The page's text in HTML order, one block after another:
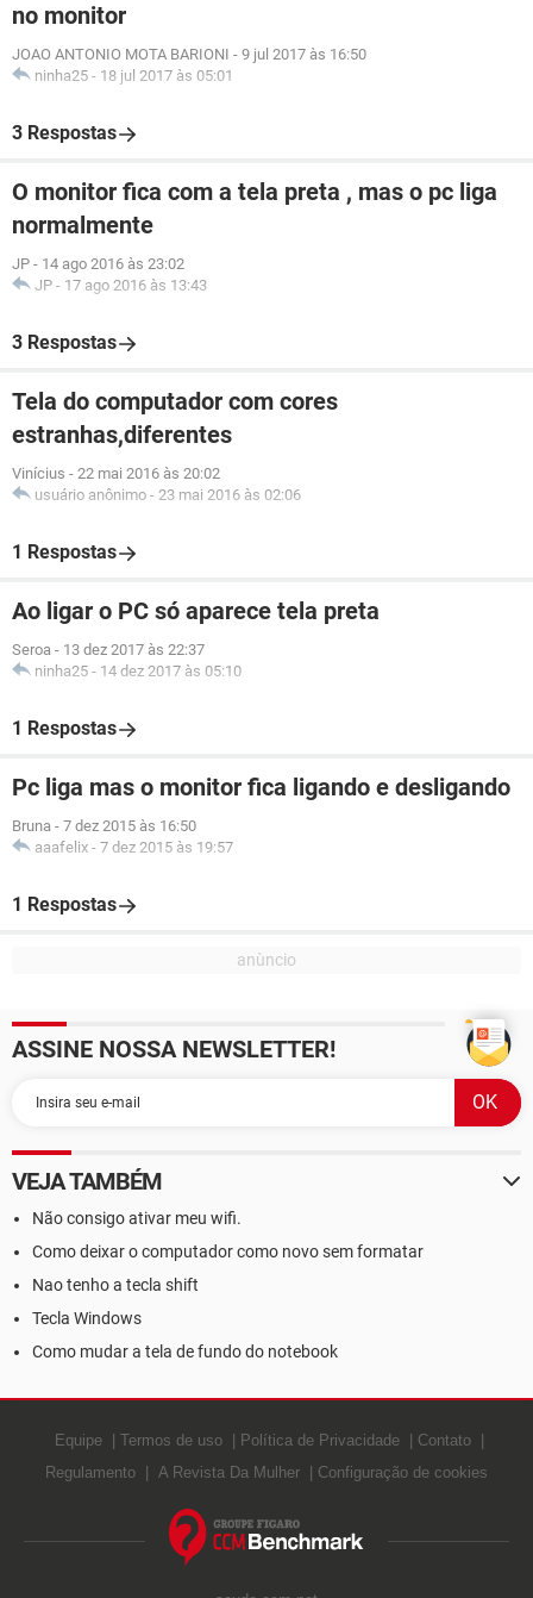
no monitor
JOAO ANTONIO MOTA BARIONI - 9 jul 2017 às 16:50
ninha25 - 18 jul 2017 às 05:01
3 Respostas
O monitor fica com a tela preta , mas o pc liga
normalmente
JP - 14 ago 2016 às 23:02
JP - 17 ago 2016 às 13:43
3 Respostas
Tela do computador com cores
estranhas,diferentes
Vinícius - 22 mai 2016 às 20:02
usuário anônimo - 23 mai 2016 às 02:06
1 Respostas
Ao ligar o PC só aparece tela preta
Seroa - 13 dez 2017 às 22:37
ninha25 - 14 dez 2017 às 05:10
1 Respostas
Pc liga mas o monitor fica ligando e desligando
Bruna - 7 dez 2015 às 16:50
aaafelix - 7 dez 2015 às 19:57
1 Respostas
ASSINE NOSSA NEWSLETTER!
VEJA TAMBÉM
Não consigo ativar meu wifi.
Como deixar o computador como novo sem formatar
Nao tenho a tecla shift
Tecla Windows
Como mudar a tela de fundo do notebook
Equipe Termos de uso Política de Privacidade
Contato
Regulamento
A Revista Da Mulher Configuração de cookies